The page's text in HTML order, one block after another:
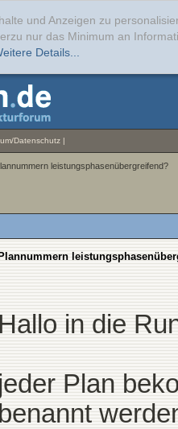
und Anzeigen zu
nur das Minimum an
Details...
Datenschutz |
leistungsphasenübergreifend?
Plannummern
Hallo in die
jeder Plan
benannt